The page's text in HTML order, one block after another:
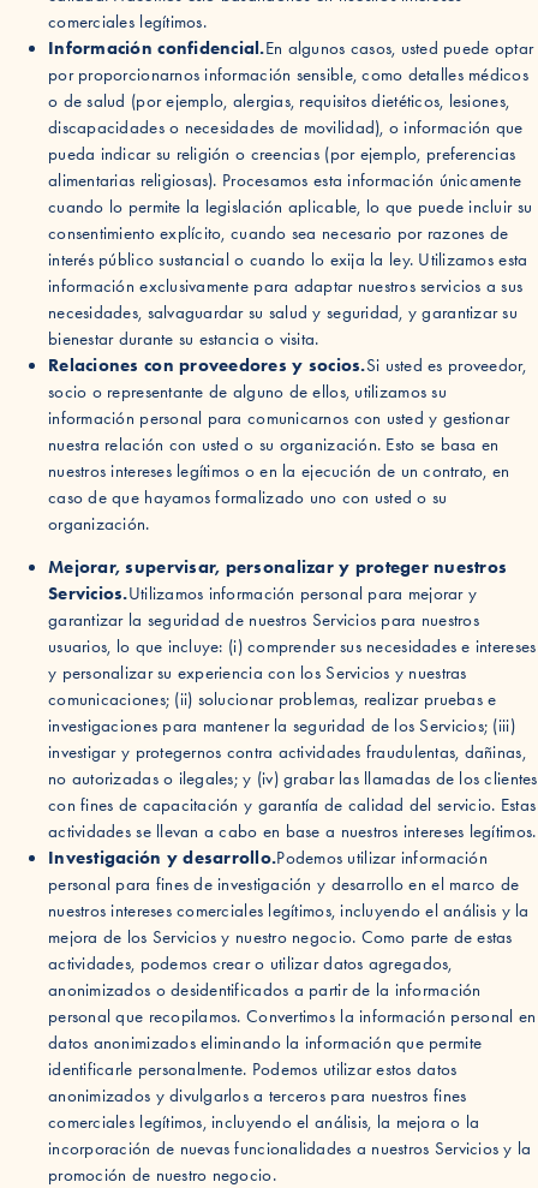
comerciales legítimos.
Información confidencial.En algunos casos, usted puede optar
por proporcionarnos información sensible, como detalles médicos
o de salud (por ejemplo, alergias, requisitos dietéticos, lesiones,
discapacidades o necesidades de movilidad), o información que
pueda indicar su religión o creencias (por ejemplo, preferencias
alimentarias religiosas). Procesamos esta información únicamente
cuando lo permite la legislación aplicable, lo que puede incluir su
consentimiento explícito, cuando sea necesario por razones de
interés público sustancial o cuando lo exija la ley. Utilizamos esta
información exclusivamente para adaptar nuestros servicios a sus
necesidades, salvaguardar su salud y seguridad, y garantizar su
bienestar durante su estancia o visita.
Relaciones con proveedores y socios.Si usted es proveedor,
socio o representante de alguno de ellos, utilizamos su
información personal para comunicarnos con usted y gestionar
nuestra relación con usted o su organización. Esto se basa en
nuestros intereses legítimos o en la ejecución de un contrato, en
caso de que hayamos formalizado uno con usted o su
organización.
Mejorar, supervisar, personalizar y proteger nuestros
Servicios.Utilizamos información personal para mejorar y
garantizar la seguridad de nuestros Servicios para nuestros
usuarios, lo que incluye: (i) comprender sus necesidades e intereses
y personalizar su experiencia con los Servicios y nuestras
comunicaciones; (ii) solucionar problemas, realizar pruebas e
investigaciones para mantener la seguridad de los Servicios; (iii)
investigar y protegernos contra actividades fraudulentas, dañinas,
no autorizadas o ilegales; y (iv) grabar las llamadas de los clientes
con fines de capacitación y garantía de calidad del servicio. Estas
actividades se llevan a cabo en base a nuestros intereses legítimos.
Investigación y desarrollo.Podemos utilizar información
personal para fines de investigación y desarrollo en el marco de
nuestros intereses comerciales legítimos, incluyendo el análisis y la
mejora de los Servicios y nuestro negocio. Como parte de estas
actividades, podemos crear o utilizar datos agregados,
anonimizados o desidentificados a partir de la información
personal que recopilamos. Convertimos la información personal en
datos anonimizados eliminando la información que permite
identificarle personalmente. Podemos utilizar estos datos
anonimizados y divulgarlos a terceros para nuestros fines
comerciales legítimos, incluyendo el análisis, la mejora o la
incorporación de nuevas funcionalidades a nuestros Servicios y la
promoción de nuestro negocio.